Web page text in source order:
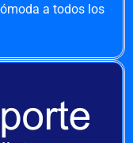
a todos los